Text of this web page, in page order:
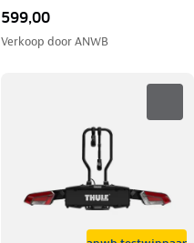
599,00
Verkoop doorANWB